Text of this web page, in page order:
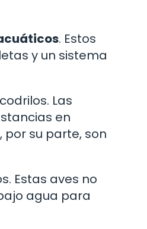
. Estos
y un sistema
Las
en
su parte, son
Estas aves no
agua para